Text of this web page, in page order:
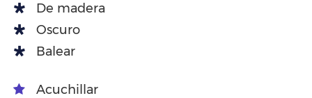
De madera
Oscuro
Balear
Acuchillar